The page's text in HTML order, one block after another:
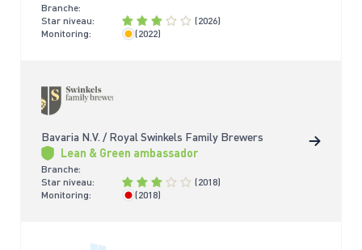
Branche:
Star niveau:
(2026)
Monitoring:
< 4 jaar
(2022)
Bavaria N.V. / Royal Swinkels Family Brewers
Lean & Green ambassador
Branche:
Star niveau:
(2018)
Monitoring:
> 4 jaar
(2018)